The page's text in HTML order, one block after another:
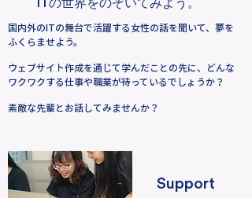
ITの世界をのぞいてみよう。
国内外のITの舞台で活躍する女性の話を聞いて、夢を
ふくらませよう。
ウェブサイト作成を通じて学んだことの先に、どんな
ワクワクする仕事や職業が待っているでしょうか？
素敵な先輩とお話してみませんか？
Support